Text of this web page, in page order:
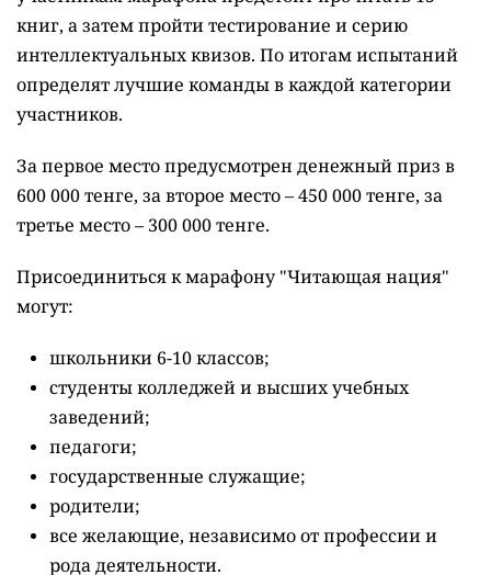
книг, а затем пройти тестирование и серию
интеллектуальных квизов. По итогам испытаний
определят лучшие команды в каждой категории
участников.
За первое место предусмотрен денежный приз в
600 000 тенге, за второе место – 450 000 тенге, за
третье место – 300 000 тенге.
Присоединиться к марафону "Читающая нация"
могут:
школьники 6-10 классов;
студенты колледжей и высших учебных
заведений;
педагоги;
государственные служащие;
родители;
все желающие, независимо от профессии и
рода деятельности.